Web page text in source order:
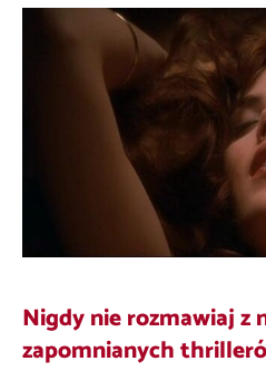
Nigdy nie rozmawiaj z
zapomnianych